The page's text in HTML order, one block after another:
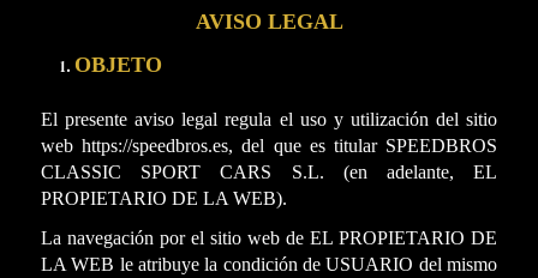
AVISO LEGAL
OBJETO
El presente aviso legal regula el uso y utilización del sitio
web https://speedbros.es, del que es titular SPEEDBROS
CLASSIC SPORT CARS S.L. (en adelante, EL
PROPIETARIO DE LA WEB).
La navegación por el sitio web de EL PROPIETARIO DE
LA WEB le atribuye la condición de USUARIO del mismo